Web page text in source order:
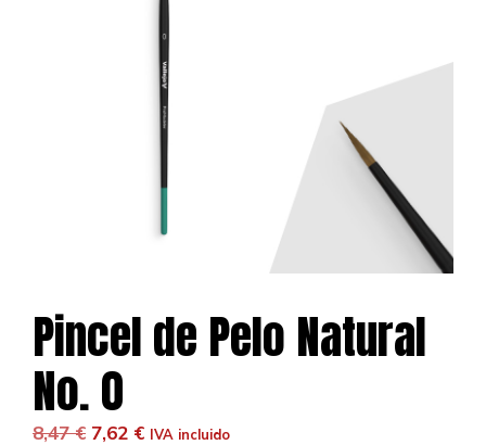
Pincel de Pelo Natural
No. 0
8,47€ El
7,62 €ElIVA incluido